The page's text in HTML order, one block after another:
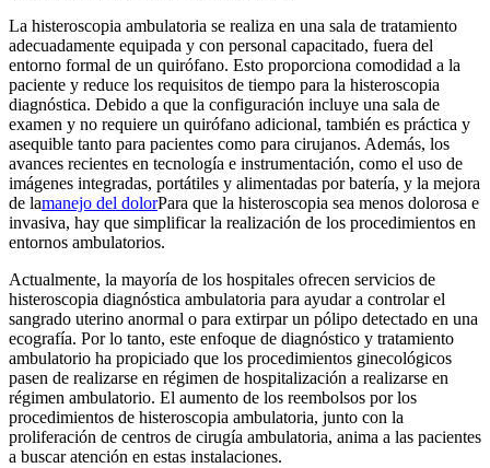
La histeroscopia ambulatoria se realiza en una sala de tratamiento
adecuadamente equipada y con personal capacitado, fuera del
entorno formal de un quirófano. Esto proporciona comodidad a la
paciente y reduce los requisitos de tiempo para la histeroscopia
diagnóstica. Debido a que la configuración incluye una sala de
examen y no requiere un quirófano adicional, también es práctica y
asequible tanto para pacientes como para cirujanos. Además, los
avances recientes en tecnología e instrumentación, como el uso de
imágenes integradas, portátiles y alimentadas por batería, y la mejora
de lamanejo del dolorPara que la histeroscopia sea menos dolorosa e
invasiva, hay que simplificar la realización de los procedimientos en
entornos ambulatorios.
Actualmente, la mayoría de los hospitales ofrecen servicios de
histeroscopia diagnóstica ambulatoria para ayudar a controlar el
sangrado uterino anormal o para extirpar un pólipo detectado en una
ecografía. Por lo tanto, este enfoque de diagnóstico y tratamiento
ambulatorio ha propiciado que los procedimientos ginecológicos
pasen de realizarse en régimen de hospitalización a realizarse en
régimen ambulatorio. El aumento de los reembolsos por los
procedimientos de histeroscopia ambulatoria, junto con la
proliferación de centros de cirugía ambulatoria, anima a las pacientes
a buscar atención en estas instalaciones.